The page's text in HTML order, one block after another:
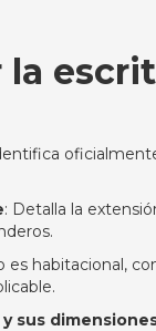
la
: Detalla la
es habitacional,
sus